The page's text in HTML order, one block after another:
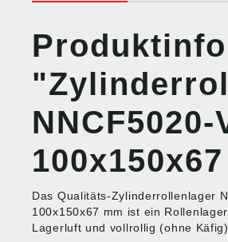
Das Qualitäts-Zylinderrollenlager
100x150x67 mm ist ein
Lagerluft und vollrollig (ohne Käfig).